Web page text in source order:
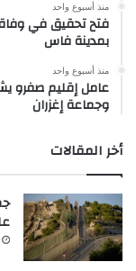
منذ أسبوع واحد
فتح تحقيق في
بمدينة فاس
منذ أسبوع واحد
عامل إقليم صفرو
وجماعة إغزران
أخر المقالات